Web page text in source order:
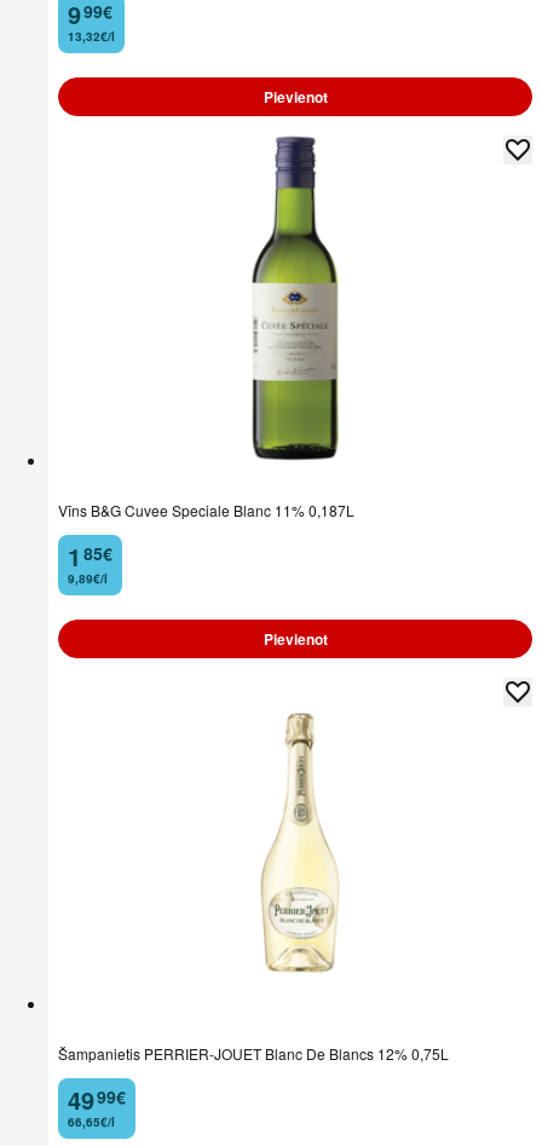
9
. 99€
13,32€/l
Pievienot
Vīns B&G Cuvee Speciale Blanc 11% 0,187L
1
. 85€
9,89€/l
Pievienot
Šampanietis PERRIER-JOUET Blanc De Blancs 12% 0,75L
49
. 99€
66,65€/l